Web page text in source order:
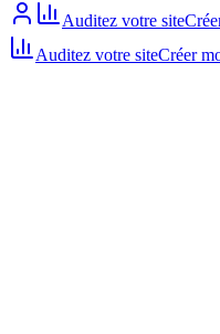
Auditez votre site
Auditez votre siteCréer